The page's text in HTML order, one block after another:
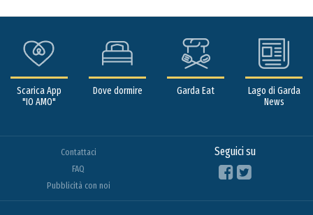
Scarica App
"IO AMO"
Dove dormire Garda Eat
Lago di Garda
News
Contattaci
FAQ
Pubblicità con noi
Seguici su